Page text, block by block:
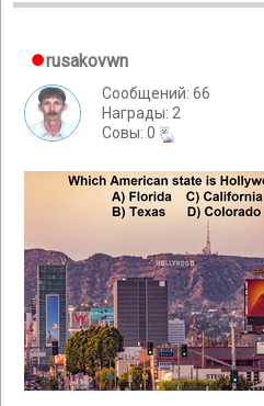
rusakovwn
Сообщений: 66
Награды: 2
Cовы: 0